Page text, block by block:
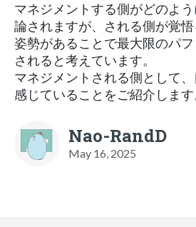
マネジメントする側がどのよ
論されますが、される側が覚
姿勢があることで最大限のパ
されると考えています。
マネジメントされる側として
感じていることをご紹介します
Nao-RandD
May 16, 2025